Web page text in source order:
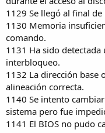
1129 Se llegó al final de
1130 Memoria
comando.
1131 Ha sido
interbloqueo.
1132 La dirección base
alineación correcta.
1140 Se intento
sistema pero fue
1141 El BIOS no pudo